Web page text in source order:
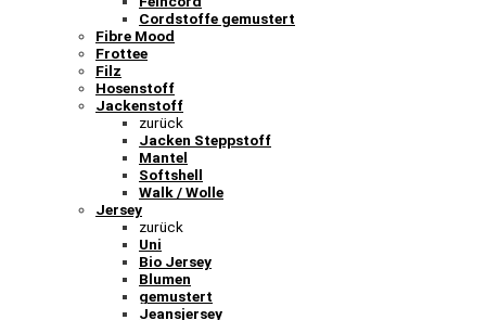
Cordstoffe gemustert
Fibre Mood
Frottee
Filz
Hosenstoff
Jackenstoff
zurück
Jacken Steppstoff
Mantel
Softshell
Walk / Wolle
Jersey
zurück
Uni
Bio Jersey
Blumen
gemustert
Jeansjersey